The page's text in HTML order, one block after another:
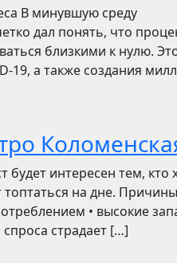
В минувшую среду
дал понять, что
близкими к нулю.
19, а также создания
интересен тем, кто
на дне. Причины
• высокие
страдает […]